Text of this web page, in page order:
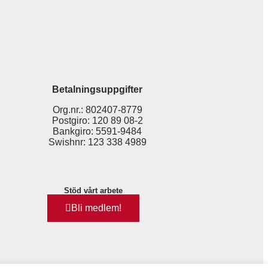
Betalningsuppgifter
Org.nr.: 802407-8779
Postgiro: 120 89 08-2
Bankgiro: 5591-9484
Swishnr: 123 338 4989
Stöd vårt arbete
Bli medlem!